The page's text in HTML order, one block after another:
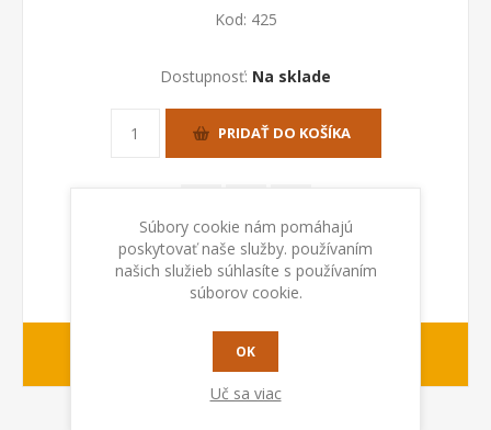
Kod: 425
Dostupnosť: Na sklade
PRIDAŤ DO KOŠÍKA
Dodacia lehota:
Súbory cookie nám pomáhajú
poskytovať naše služby. používaním
našich služieb súhlasíte s používaním
súborov cookie.
OK
Uč sa viac